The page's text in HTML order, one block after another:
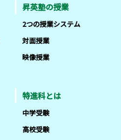
昇英塾の授業
2つの授業システム
対面授業
映像授業
特進科とは
中学受験
高校受験